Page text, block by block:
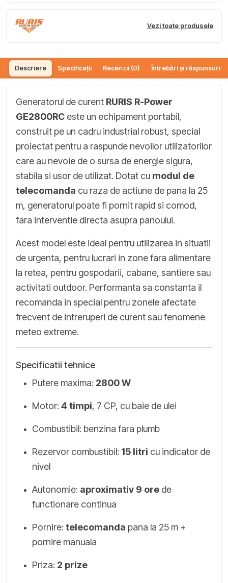
Vezi toate produsele
Descriere Specificații Recenzii (0) Întrebări și răspunsuri
Generatorul de curent RURIS R-Power
GE2800RC este un echipament portabil,
construit pe un cadru industrial robust, special
proiectat pentru a raspunde nevoilor utilizatorilor
care au nevoie de o sursa de energie sigura,
stabila si usor de utilizat. Dotat cu modul de
telecomanda cu raza de actiune de pana la 25
m, generatorul poate fi pornit rapid si comod,
fara interventie directa asupra panoului.
Acest model este ideal pentru utilizarea in situatii
de urgenta, pentru lucrari in zone fara alimentare
la retea, pentru gospodarii, cabane, santiere sau
activitati outdoor. Performanta sa constanta il
recomanda in special pentru zonele afectate
frecvent de intreruperi de curent sau fenomene
meteo extreme.
Specificatii tehnice
Putere maxima: 2800 W
Motor: 4 timpi, 7 CP, cu baie de ulei
Combustibil: benzina fara plumb
Rezervor combustibil: 15 litri cu indicator de
nivel
Autonomie: aproximativ 9 ore de
functionare continua
Pornire: telecomanda pana la 25 m +
pornire manuala
Priza: 2 prize